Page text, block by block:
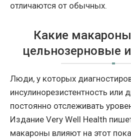
отличаются от обычных.
Какие
цельнозерновые
Люди, у которых
инсулинорезистентность или
постоянно отслеживать
Издание Very Well Health
макароны влияют на этот